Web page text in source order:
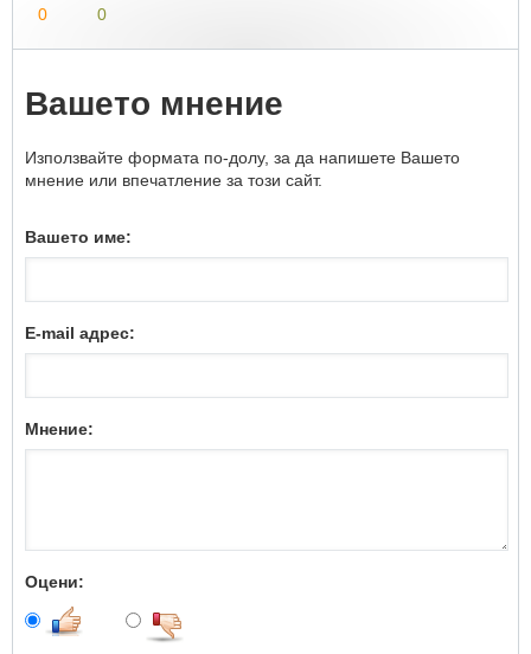
0 0
Вашето мнение
Използвайте формата по-долу, за да напишете Вашето
мнение или впечатление за този сайт.
Вашето име:
E-mail адрес:
Мнение:
Оцени: